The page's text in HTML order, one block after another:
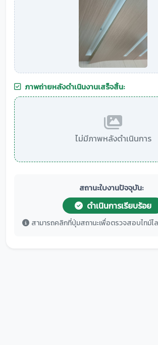
ภาพถ่ายหลังดำเนินงานเสร็จสิ้น:
ไม่มีภาพหลังดำเนินการ
สถานะใบงานปัจจุบัน:
ดำเนินการเรียบร้อย
สามารถคลิกที่ปุ่มสถานะเพื่อตรวจสอบไทม์ไ